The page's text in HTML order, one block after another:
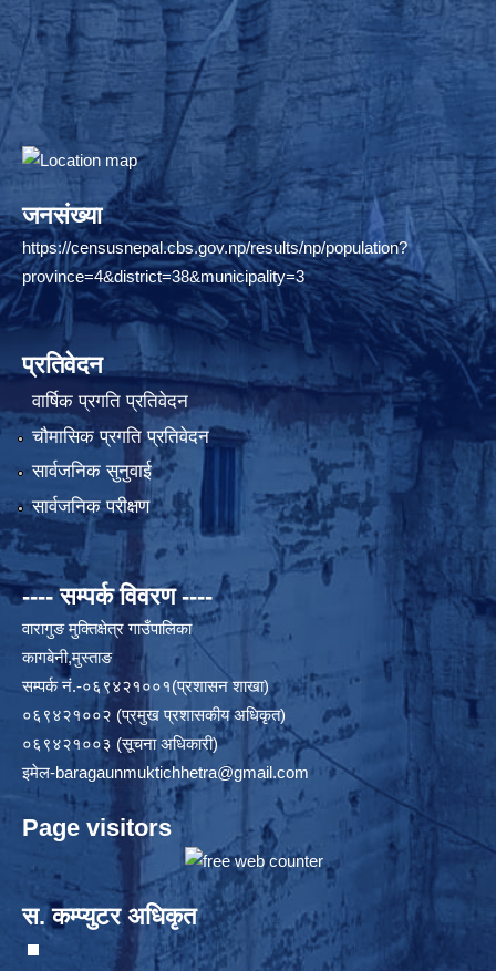
जनसंख्या
https://censusnepal.cbs.gov.np/results/np/population?
province=4&district=38&municipality=3
प्रतिवेदन
वार्षिक प्रगति प्रतिवेदन
चौमासिक प्रगति प्रतिवेदन
सार्वजनिक सुनुवाई
सार्वजनिक परीक्षण
---- सम्पर्क विवरण ----
वारागुङ मुक्तिक्षेत्र गाउँपालिका
कागबेनी,मुस्ताङ
सम्पर्क नं.-०६९४२१००१(प्रशासन शाखा)
०६९४२१००२ (प्रमुख प्रशासकीय अधिकृत)
०६९४२१००३ (सूचना अधिकारी)
इमेल-baragaunmuktichhetra@gmail.com
Page visitors
स. कम्प्युटर अधिकृत